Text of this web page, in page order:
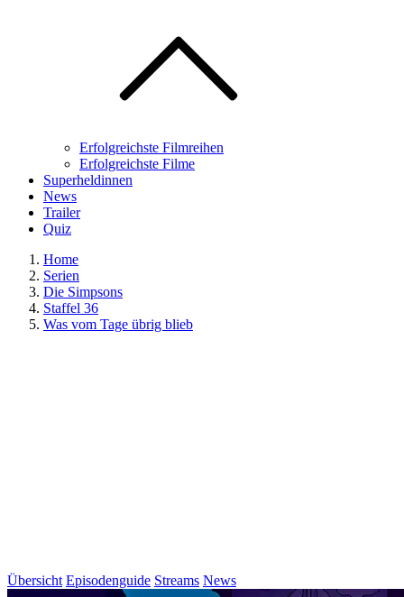
Erfolgreichste Filmreihen
Erfolgreichste Filme
Superheldinnen
News
Trailer
Quiz
Home
Serien
Die Simpsons
Staffel 36
Was vom Tage übrig blieb
Übersicht Episodenguide Streams News